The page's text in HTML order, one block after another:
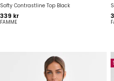
Softy Contrastline Top Black
Pris
339 kr
FAMME